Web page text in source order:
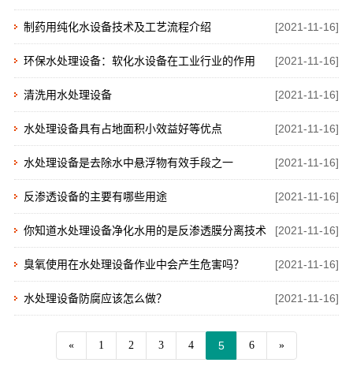
[2021-11-16]
制药用纯化水设备技术及工艺流程介绍
[2021-11-16]
环保水处理设备：软化水设备在工业行业的作用
[2021-11-16]
清洗用水处理设备
[2021-11-16]
水处理设备具有占地面积小效益好等优点
[2021-11-16]
水处理设备是去除水中悬浮物有效手段之一
[2021-11-16]
反渗透设备的主要有哪些用途
[2021-11-16]
​你知道水处理设备净化水用的是反渗透膜分离技术
吗？ [2021-11-16]
臭氧使用在水处理设备作业中会产生危害吗？
[2021-11-16]
水处理设备防腐应该怎么做？
« 1 2 3 4 5 6 »